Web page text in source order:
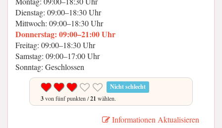
Dienstag: 09:00–18:30 Uhr
Mittwoch: 09:00–18:30 Uhr
Donnerstag: 09:00–21:00 Uhr
Freitag: 09:00–18:30 Uhr
Samstag: 09:00–17:00 Uhr
Sonntag: Geschlossen
Nicht schlecht
3von fünf punkten /21 wählen.
Informationen Aktualisieren